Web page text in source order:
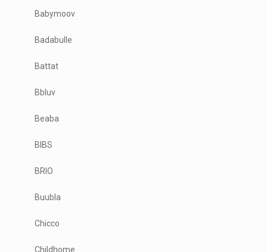
Babymoov
Badabulle
Battat
Bbluv
Beaba
BIBS
BRIO
Buubla
Chicco
Childhome